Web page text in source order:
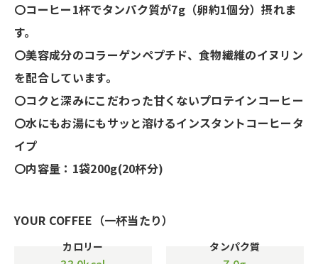
〇コーヒー1杯でタンパク質が7g（卵約1個分）摂れま
す。
〇美容成分のコラーゲンペプチド、食物繊維のイヌリン
を配合しています。
〇コクと深みにこだわった甘くないプロテインコーヒー
〇水にもお湯にもサッと溶けるインスタントコーヒータ
イプ
〇内容量：1袋200g(20杯分)
YOUR COFFEE（一杯当たり）
カロリー タンパク質